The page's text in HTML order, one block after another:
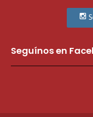
Seguínos en